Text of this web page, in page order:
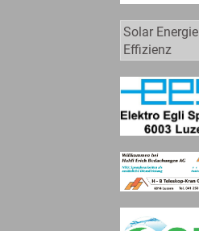
Solar Energie
Effizienz